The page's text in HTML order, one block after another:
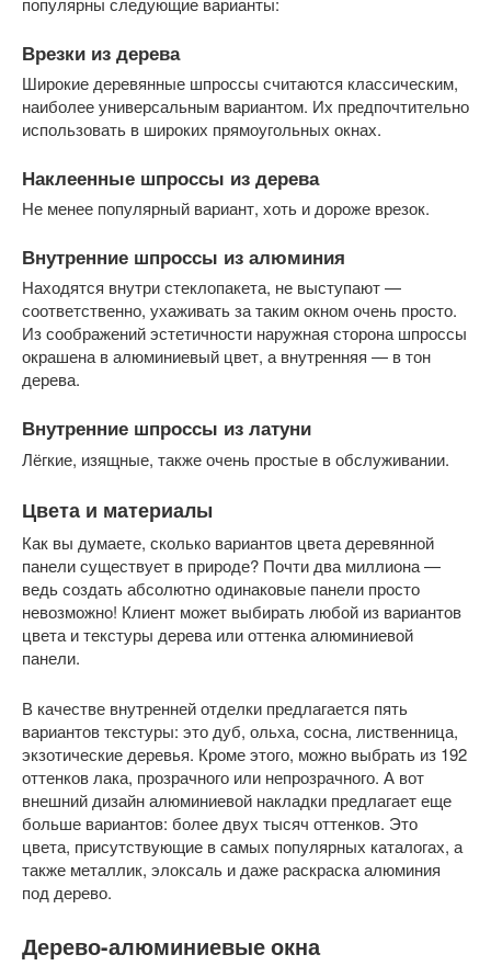
Врезки из дерева
Широкие деревянные шпроссы считаются классическим,
наиболее универсальным вариантом. Их предпочтительно
использовать в широких прямоугольных окнах.
Наклеенные шпроссы из дерева
Не менее популярный вариант, хоть и дороже врезок.
Внутренние шпроссы из алюминия
Находятся внутри стеклопакета, не выступают —
соответственно, ухаживать за таким окном очень просто.
Из соображений эстетичности наружная сторона шпроссы
окрашена в алюминиевый цвет, а внутренняя — в тон
дерева.
Внутренние шпроссы из латуни
Лёгкие, изящные, также очень простые в обслуживании.
Цвета и материалы
Как вы думаете, сколько вариантов цвета деревянной
панели существует в природе? Почти два миллиона —
ведь создать абсолютно одинаковые панели просто
невозможно! Клиент может выбирать любой из вариантов
цвета и текстуры дерева или оттенка алюминиевой
панели.
В качестве внутренней отделки предлагается пять
вариантов текстуры: это дуб, ольха, сосна, лиственница,
экзотические деревья. Кроме этого, можно выбрать из 192
оттенков лака, прозрачного или непрозрачного. А вот
внешний дизайн алюминиевой накладки предлагает еще
больше вариантов: более двух тысяч оттенков. Это
цвета, присутствующие в самых популярных каталогах, а
также металлик, элоксаль и даже раскраска алюминия
под дерево.
Дерево-алюминиевые окна